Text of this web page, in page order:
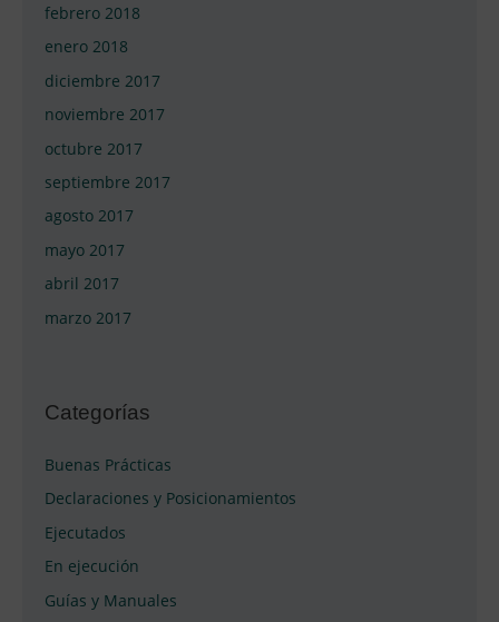
febrero 2018
enero 2018
diciembre 2017
noviembre 2017
octubre 2017
septiembre 2017
agosto 2017
mayo 2017
abril 2017
marzo 2017
Categorías
Buenas Prácticas
Declaraciones y Posicionamientos
Ejecutados
En ejecución
Guías y Manuales